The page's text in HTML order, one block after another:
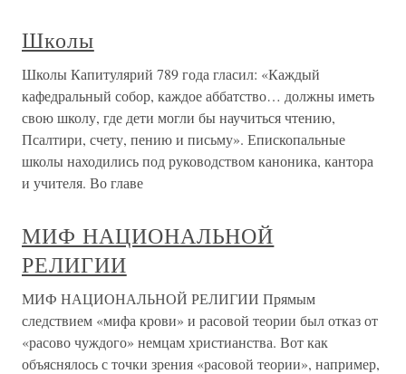
Школы
Школы Капитулярий 789 года гласил: «Каждый
кафедральный собор, каждое аббатство… должны иметь
свою школу, где дети могли бы научиться чтению,
Псалтири, счету, пению и письму». Епископальные
школы находились под руководством каноника, кантора
и учителя. Во главе
МИФ НАЦИОНАЛЬНОЙ
РЕЛИГИИ
МИФ НАЦИОНАЛЬНОЙ РЕЛИГИИ Прямым
следствием «мифа крови» и расовой теории был отказ от
«расово чуждого» немцам христианства. Вот как
объяснялось с точки зрения «расовой теории», например,